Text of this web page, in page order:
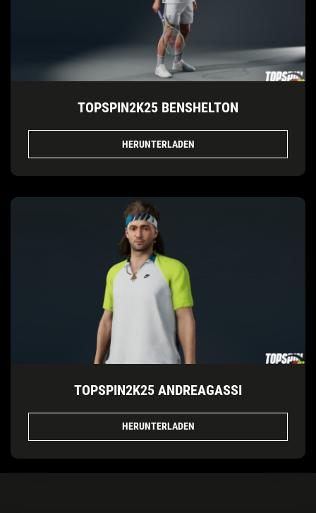
TOPSPIN2K25 BENSHELTON
HERUNTERLADEN
TOPSPIN2K25 ANDREAGASSI
HERUNTERLADEN